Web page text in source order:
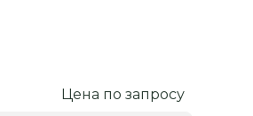
Цена по запросу